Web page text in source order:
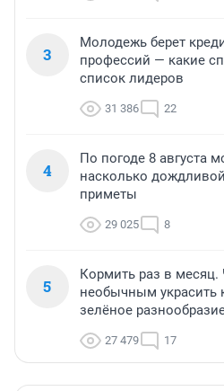
3
Молодежь берет
профессий — какие
список лидеров
31 386 22
4
По погоде 8 августа
насколько
приметы
29 025 8
5
Кормить раз в
необычным украсить
зелёное
27 479 17